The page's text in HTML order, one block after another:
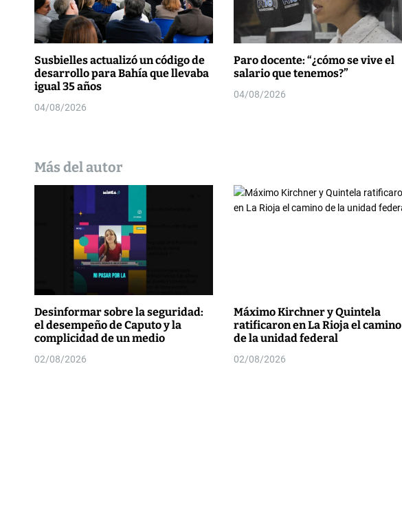
t
r
a
d
a
Susbielles actualizó un código de
desarrollo para Bahía que llevaba
igual 35 años
04/08/2026
Paro docente: “¿cómo se vive el
salario que tenemos?”
04/08/2026
Más del autor
Desinformar sobre la seguridad:
el desempeño de Caputo y la
complicidad de un medio
02/08/2026
Máximo Kirchner y Quintela
ratificaron en La Rioja el camino
de la unidad federal
02/08/2026